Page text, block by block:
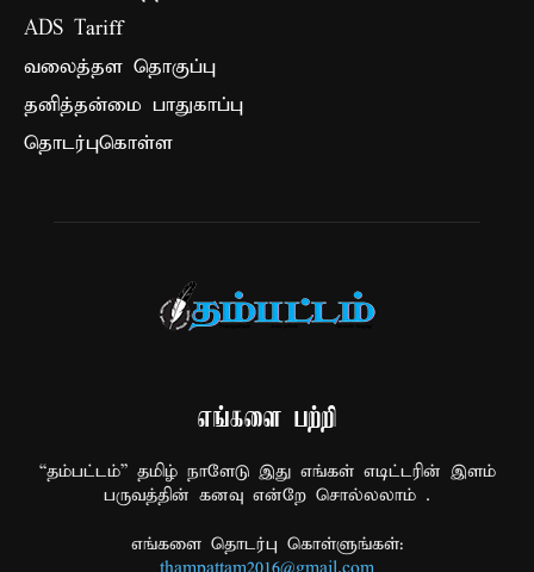
ADS Tariff
வலைத்தள தொகுப்பு
தனித்தன்மை பாதுகாப்பு
தொடர்புகொள்ள
எங்களை பற்றி
“தம்பட்டம்” தமிழ் நாளேடு இது எங்கள் எடிட்டரின் இளம்
பருவத்தின் கனவு என்றே சொல்லலாம் .
எங்களை தொடர்பு கொள்ளுங்கள்: